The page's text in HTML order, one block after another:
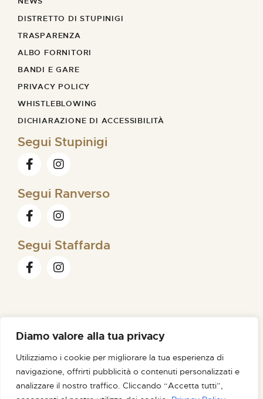
Diamo valore alla tua privacy
Utilizziamo i cookie per migliorare la tua esperienza di
navigazione, offrirti pubblicità o contenuti personalizzati e
analizzare il nostro traffico. Cliccando “Accetta tutti”,
DISTRETTO DI STUPINIGI
TRASPARENZA
ALBO FORNITORI
BANDI E GARE
PRIVACY POLICY
WHISTLEBLOWING
DICHIARAZIONE DI ACCESSIBILITÀ
Segui Stupinigi
Segui Ranverso
Segui Staffarda
PEC FONDAZIONE@PEC.ORDINEMAURIZIANO.IT